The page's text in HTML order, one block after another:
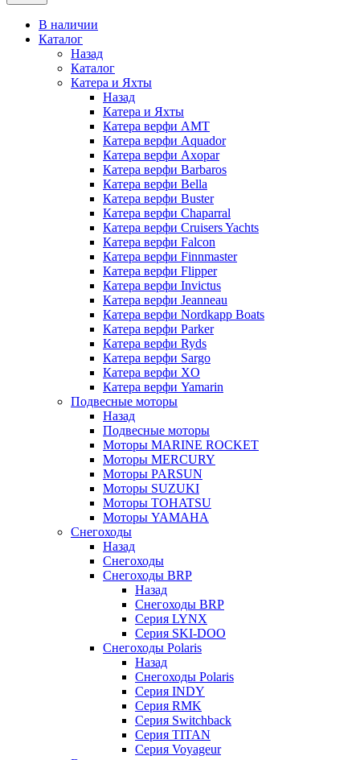
В наличии
Каталог
Назад
Каталог
Катера и Яхты
Назад
Катера и Яхты
Катера верфи AMT
Катера верфи Aquador
Катера верфи Axopar
Катера верфи Barbaros
Катера верфи Bella
Катера верфи Buster
Катера верфи Chaparral
Катера верфи Cruisers Yachts
Катера верфи Falcon
Катера верфи Finnmaster
Катера верфи Flipper
Катера верфи Invictus
Катера верфи Jeanneau
Катера верфи Nordkapp Boats
Катера верфи Parker
Катера верфи Ryds
Катера верфи Sargo
Катера верфи XO
Катера верфи Yamarin
Подвесные моторы
Назад
Подвесные моторы
Моторы MARINE ROCKET
Моторы MERCURY
Моторы PARSUN
Моторы SUZUKI
Моторы TOHATSU
Моторы YAMAHA
Снегоходы
Назад
Снегоходы
Снегоходы BRP
Назад
Снегоходы BRP
Серия LYNX
Серия SKI-DOO
Снегоходы Polaris
Назад
Снегоходы Polaris
Серия INDY
Серия RMK
Серия Switchback
Серия TITAN
Серия Voyageur